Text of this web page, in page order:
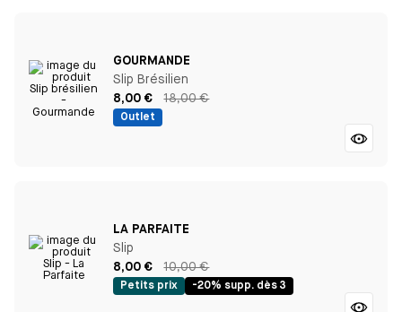
GOURMANDE
Slip Brésilien
8,00 €
18,00 €
Outlet
LA PARFAITE
Slip
8,00 €
10,00 €
Petits prix -20% supp. dès 3